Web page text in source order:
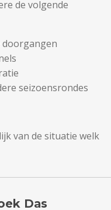
de volgende
doorgangen
seizoensrondes
van de situatie welk
Das